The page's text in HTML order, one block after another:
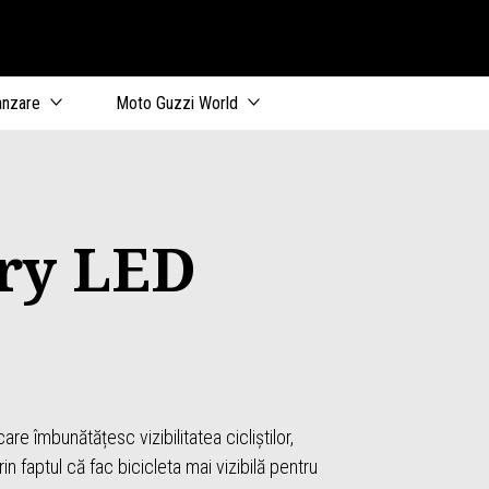
Moto Guzzi World
LED
îmbunătățesc vizibilitatea cicliștilor,
faptul că fac bicicleta mai vizibilă pentru